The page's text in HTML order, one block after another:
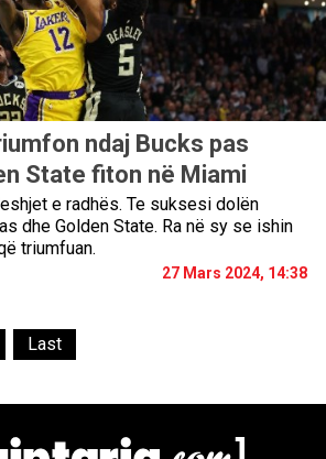
ndaj Bucks pas
State fiton në Miami
e radhës. Te suksesi dolën
dhe Golden State. Ra në sy se ishin
triumfuan.
27 Mars 2024, 14:38
Last